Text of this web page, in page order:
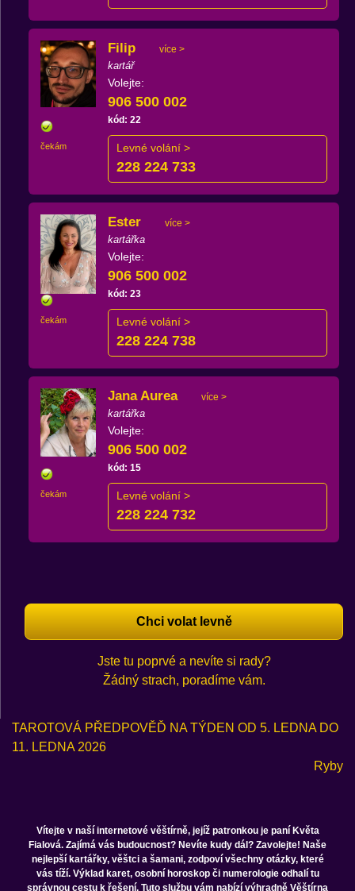
čekám
Filip více >
kartář
Volejte:
906 500 002
kód: 22
Levné volání >
228 224 733
čekám
Ester více >
kartářka
Volejte:
906 500 002
kód: 23
Levné volání >
228 224 738
čekám
Jana Aurea více >
kartářka
Volejte:
906 500 002
kód: 15
Levné volání >
228 224 732
Chci volat levně
Jste tu poprvé a nevíte si rady?
Žádný strach, poradíme vám.
TAROTOVÁ PŘEDPOVĚĎ NA TÝDEN OD 5. LEDNA DO
11. LEDNA 2026
Ryby
Vítejte v naší internetové věštírně, jejíž patronkou je paní Květa
Fialová. Zajímá vás budoucnost? Nevíte kudy dál? Zavolejte! Naše
nejlepší kartářky, věštci a šamani, zodpoví všechny otázky, které
vás tíží. Výklad karet, osobní horoskop či numerologie odhalí tu
správnou cestu k řešení. Tuto službu vám nabízí výhradně Věštírna